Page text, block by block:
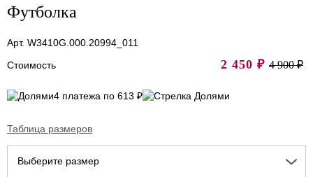
Футболка
Арт. W3410G.000.20994_011
Стоимость
2 450 ₽ 4 900 ₽
4 платежа по 613 ₽
Таблица размеров
Выберите размер